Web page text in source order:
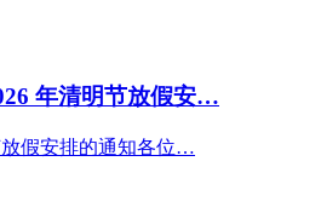
年清明节放假安…
放假安排的通知各位…